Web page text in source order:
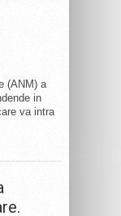
(ANM) a
in
va intra